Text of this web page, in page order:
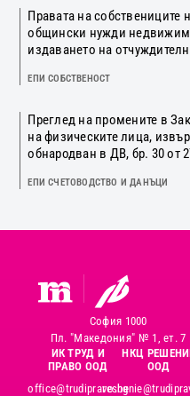
Правата на
общински нужди
издаването на
ЕПИ СОБСТВЕНОСТ
Преглед на промените в
на физическите лица,
обнародван в ДВ, бр. 30 от
ЕПИ СЧЕТОВОДСТВО И ДАНЪЦИ
София 1000
Пл. "Македония" № 1, ет. 7
ИК ТРУД И
ПРАВО ООД
office@trudipravo.bg
НКЦ
ООД